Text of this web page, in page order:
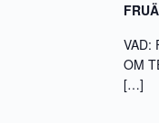
VAD:
OM
[…]